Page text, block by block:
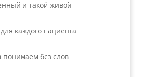
и такой живой
каждого пациента
понимаем без слов